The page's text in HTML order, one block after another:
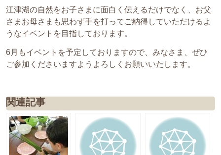
江津湖の自然をお子さまに面白く伝えるだけでなく、お父
さまお母さまも思わず手を打ってご納得していただけるよ
うなイベントを目指しております。
6月もイベントを予定しておりますので、みなさま、ぜひ
ご参加くださいますようよろしくお願いいたします。
関連記事